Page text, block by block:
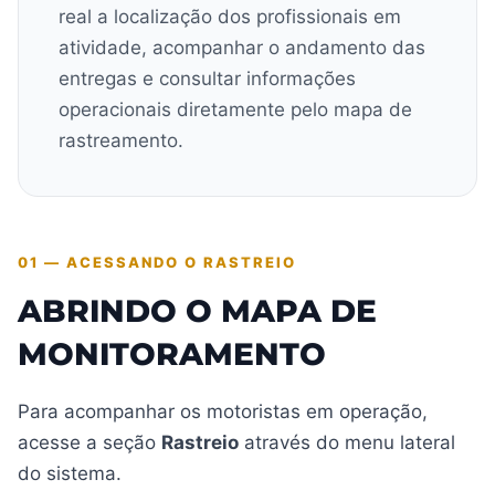
real a localização dos profissionais em
atividade, acompanhar o andamento das
entregas e consultar informações
operacionais diretamente pelo mapa de
rastreamento.
01 — ACESSANDO O RASTREIO
ABRINDO O MAPA DE
MONITORAMENTO
Para acompanhar os motoristas em operação,
acesse a seção Rastreio através do menu lateral
do sistema.